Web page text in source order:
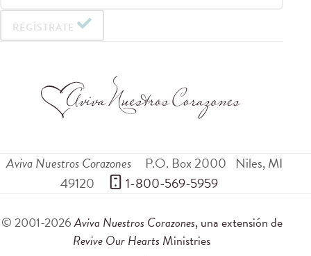
REGÍSTRATE
Aviva Nuestros Corazones P.O. Box 2000 Niles,MI
49120
1-800-569-5959
© 2001-2026Aviva Nuestros Corazones, una extensión de
Revive Our Hearts Ministries